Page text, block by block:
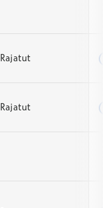
Rajatut
Rajatut